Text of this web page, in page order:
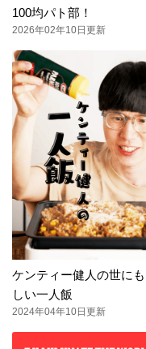
100均パト部！
2026年02年10日更新
ケンティー健人の世に
しい一人飯
2024年04年10日更新